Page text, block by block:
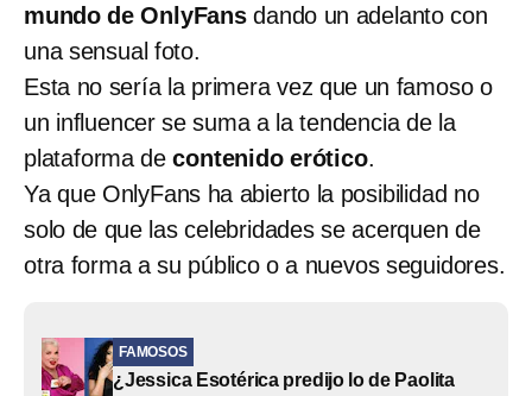
mundo de OnlyFansdando un adelanto con
una sensual foto.
Esta no sería la primera vez que un famoso o
un influencer se suma a la tendencia de la
plataforma decontenido erótico.
Ya que OnlyFans ha abierto la posibilidad no
solo de que las celebridades se acerquen de
otra forma a su público o a nuevos seguidores.
FAMOSOS
¿Jessica Esotérica predijo lo de Paolita